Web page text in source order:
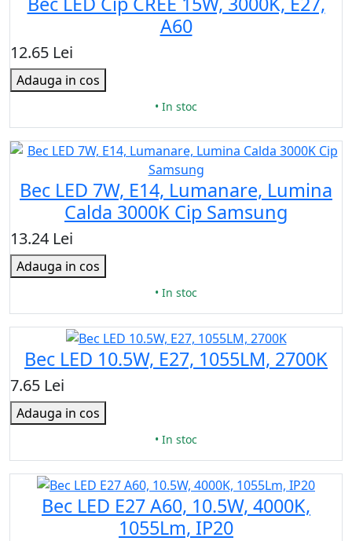
A60
12.65 Lei
Adauga in cos
• In stoc
Bec LED 7W, E14, Lumanare, Lumina
Calda 3000K Cip Samsung
13.24 Lei
Adauga in cos
• In stoc
Bec LED 10.5W, E27, 1055LM, 2700K
7.65 Lei
Adauga in cos
• In stoc
Bec LED E27 A60, 10.5W, 4000K,
1055Lm, IP20